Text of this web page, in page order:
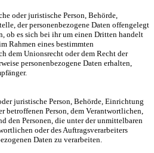
oder juristische Person, Behörde,
der personenbezogene Daten offengelegt
ob es sich bei ihr um einen Dritten handelt
Rahmen eines bestimmten
dem Unionsrecht oder dem Recht der
personenbezogene Daten erhalten,
juristische Person, Behörde, Einrichtung
betroffenen Person, dem Verantwortlichen,
den Personen, die unter der unmittelbaren
oder des Auftragsverarbeiters
Daten zu verarbeiten.